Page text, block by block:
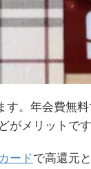
す。年会費無
がメリットです
ードで高還元